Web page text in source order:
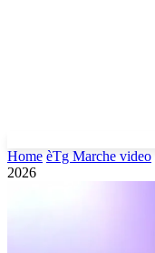
Home èTg Marche video
2026